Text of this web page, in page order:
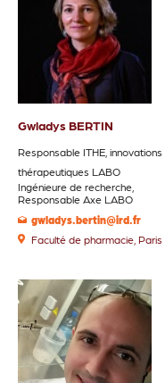
Gwladys BERTIN
Responsable ITHE, innovations
thérapeutiques LABO
Ingénieure de recherche,
Responsable Axe LABO
gwladys.bertin@ird.fr
Faculté de pharmacie, Paris